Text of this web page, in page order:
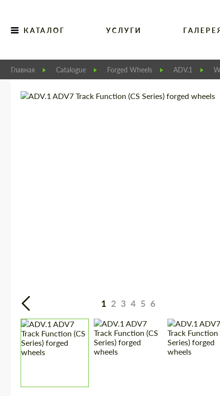
КАТАЛОГ УСЛУГИ
Главная Catalogue Forged Wheels ADV.1
1 2 3 4 5 6